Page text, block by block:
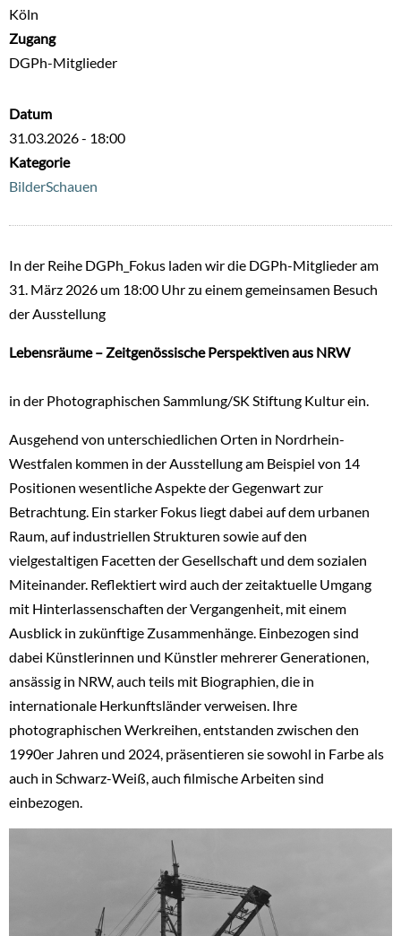
Köln
Zugang
DGPh-Mitglieder
Datum
31.03.2026 - 18:00
Kategorie
BilderSchauen
In der Reihe DGPh_Fokus laden wir die DGPh-Mitglieder am
31. März 2026 um 18:00 Uhr zu einem gemeinsamen Besuch
der Ausstellung
Lebensräume – Zeitgenössische Perspektiven aus NRW
in der Photographischen Sammlung/SK Stiftung Kultur ein.
Ausgehend von unterschiedlichen Orten in Nordrhein-
Westfalen kommen in der Ausstellung am Beispiel von 14
Positionen wesentliche Aspekte der Gegenwart zur
Betrachtung. Ein starker Fokus liegt dabei auf dem urbanen
Raum, auf industriellen Strukturen sowie auf den
vielgestaltigen Facetten der Gesellschaft und dem sozialen
Miteinander. Reflektiert wird auch der zeitaktuelle Umgang
mit Hinterlassenschaften der Vergangenheit, mit einem
Ausblick in zukünftige Zusammenhänge. Einbezogen sind
dabei Künstlerinnen und Künstler mehrerer Generationen,
ansässig in NRW, auch teils mit Biographien, die in
internationale Herkunftsländer verweisen. Ihre
photographischen Werkreihen, entstanden zwischen den
1990er Jahren und 2024, präsentieren sie sowohl in Farbe als
auch in Schwarz-Weiß, auch filmische Arbeiten sind
einbezogen.